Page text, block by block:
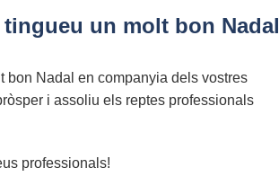
un molt bon Nadal
bon Nadal en companyia dels vostres
i assoliu els reptes professionals
professionals!